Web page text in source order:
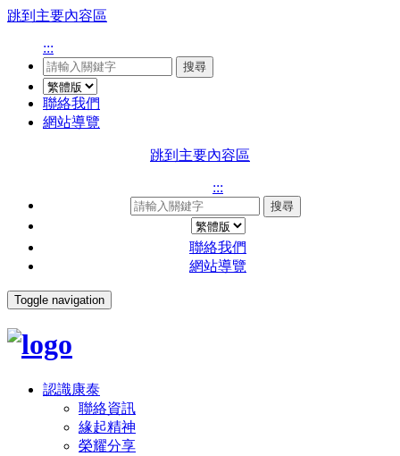
跳到主要內容區
:::
搜尋
聯絡我們
網站導覽
跳到主要內容區
:::
搜尋
聯絡我們
網站導覽
Toggle navigation
認識康泰
聯絡資訊
緣起精神
榮耀分享